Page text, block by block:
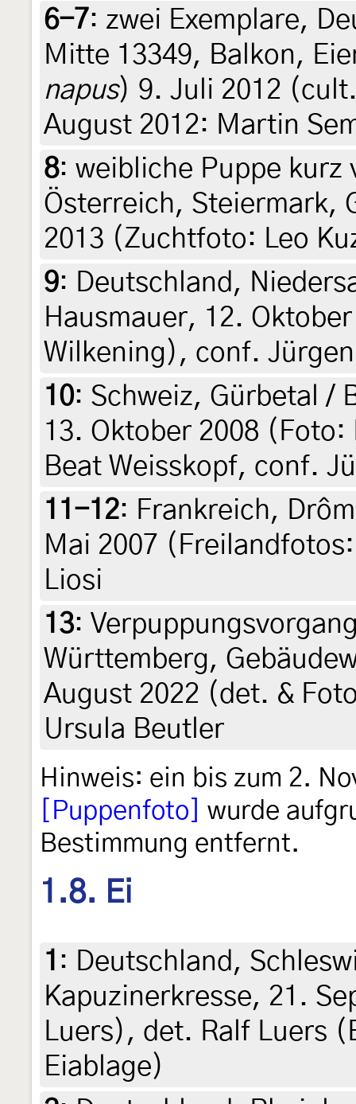
6-7: zwei Exemplare,
Mitte 13349, Balkon,
napus) 9. Juli 2012
August 2012: Martin
8: weibliche Puppe kurz
Österreich, Steiermark,
2013 (Zuchtfoto: Leo
9: Deutschland,
Hausmauer, 12.
Wilkening), conf.
10: Schweiz, Gürbetal /
13. Oktober 2008
Beat Weisskopf, conf.
11-12: Frankreich,
Mai 2007
Liosi
13:
Württemberg,
August 2022 (det. &
Ursula Beutler
Hinweis: ein bis zum 2.
[Puppenfoto]
wurde
Bestimmung entfernt.
1.8. Ei
1 : Deutschland,
Kapuzinerkresse, 21.
Luers), det. Ralf Luers
Eiablage)